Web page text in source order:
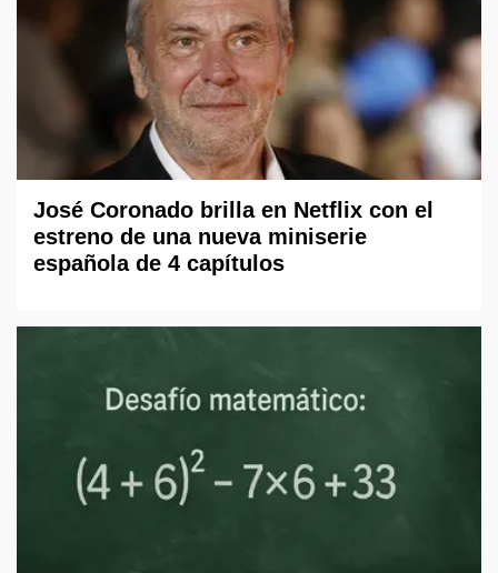
José Coronado brilla en Netflix con el
estreno de una nueva miniserie
española de 4 capítulos